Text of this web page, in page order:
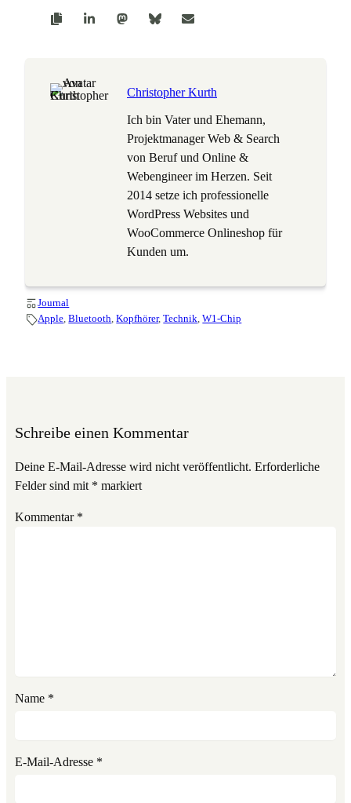
Christopher Kurth
Ich bin Vater und Ehemann,
Projektmanager Web & Search
von Beruf und Online &
Webengineer im Herzen. Seit
2014 setze ich professionelle
WordPress Websites und
WooCommerce Onlineshop für
Kunden um.
Journal
Apple, Bluetooth, Kopfhörer, Technik, W1-Chip
Schreibe einen Kommentar
Deine E-Mail-Adresse wird nicht veröffentlicht. Erforderliche
Felder sind mit * markiert
Kommentar *
Name *
E-Mail-Adresse *